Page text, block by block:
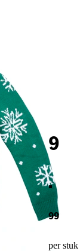
9
.
99
per stuk